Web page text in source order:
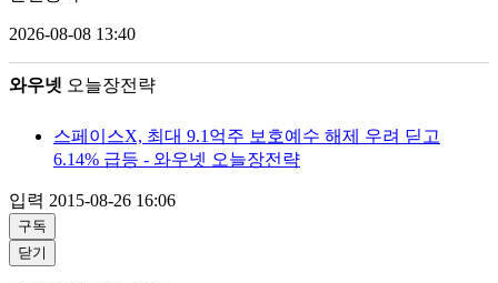
2026-08-08 13:40
와우넷 오늘장전략
스페이스X, 최대 9.1억주 보호예수 해제 우려 딛고
6.14% 급등 - 와우넷 오늘장전략
입력 2015-08-26 16:06
구독
닫기